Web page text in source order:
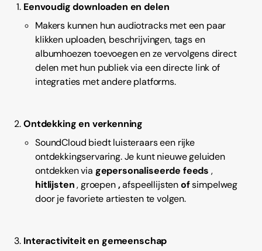
Eenvoudig downloaden en delen
Makers kunnen hun audiotracks met een paar
klikken uploaden, beschrijvingen, tags en
albumhoezen toevoegen en ze vervolgens direct
delen met hun publiek via een directe link of
integraties met andere platforms.
Ontdekking en verkenning
SoundCloud biedt luisteraars een rijke
ontdekkingservaring. Je kunt nieuwe geluiden
ontdekken via gepersonaliseerde feeds ,
hitlijsten, groepen,afspeellijstenofsimpelweg
door je favoriete artiesten te volgen.
Interactiviteit en gemeenschap